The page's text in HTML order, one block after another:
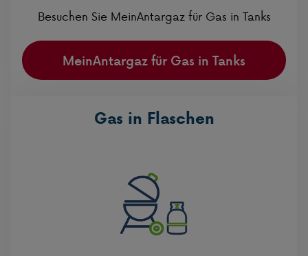
Besuchen Sie MeinAntargaz für Gas in Tanks
MeinAntargaz für Gas in Tanks
Gas in Flaschen